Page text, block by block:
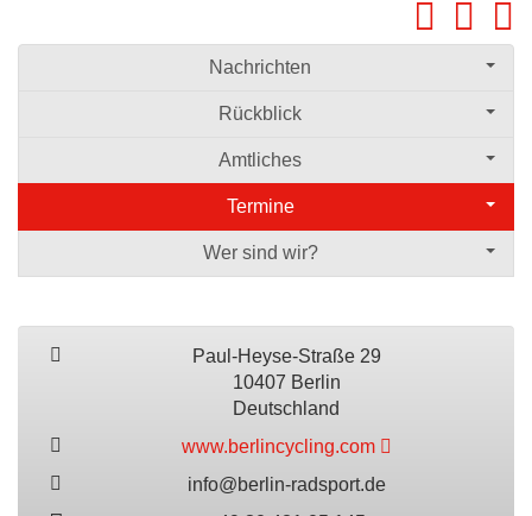
Nachrichten
Rückblick
Amtliches
Termine
Wer sind wir?
Paul-Heyse-Straße 29
10407 Berlin
Deutschland
www.berlincycling.com
info@berlin-radsport.de